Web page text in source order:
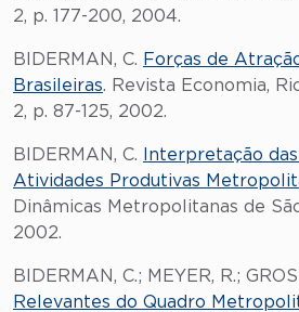
2, p. 177-200, 2004.
BIDERMAN, C. Forças de
Brasileiras. Revista Economia,
2, p. 87-125, 2002.
BIDERMAN, C.
Interpretação
Atividades Produtivas
Dinâmicas Metropolitanas de
2002.
BIDERMAN, C.; MEYER, R.;
Relevantes do Quadro